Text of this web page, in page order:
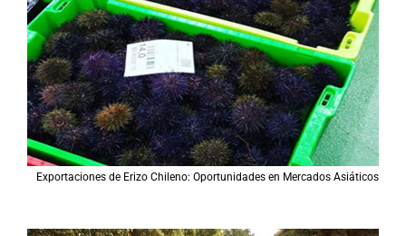
Exportaciones de Erizo Chileno: Oportunidades en Mercados Asiáticos